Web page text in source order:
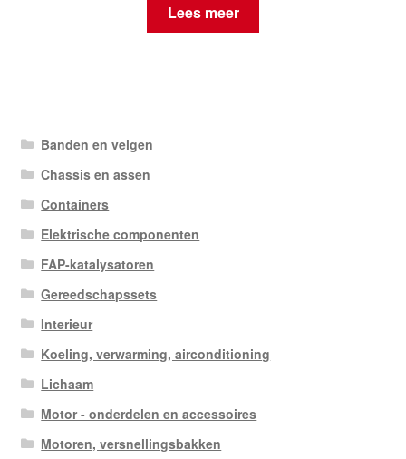
Lees meer
Banden en velgen
Chassis en assen
Containers
Elektrische componenten
FAP-katalysatoren
Gereedschapssets
Interieur
Koeling, verwarming, airconditioning
Lichaam
Motor - onderdelen en accessoires
Motoren, versnellingsbakken